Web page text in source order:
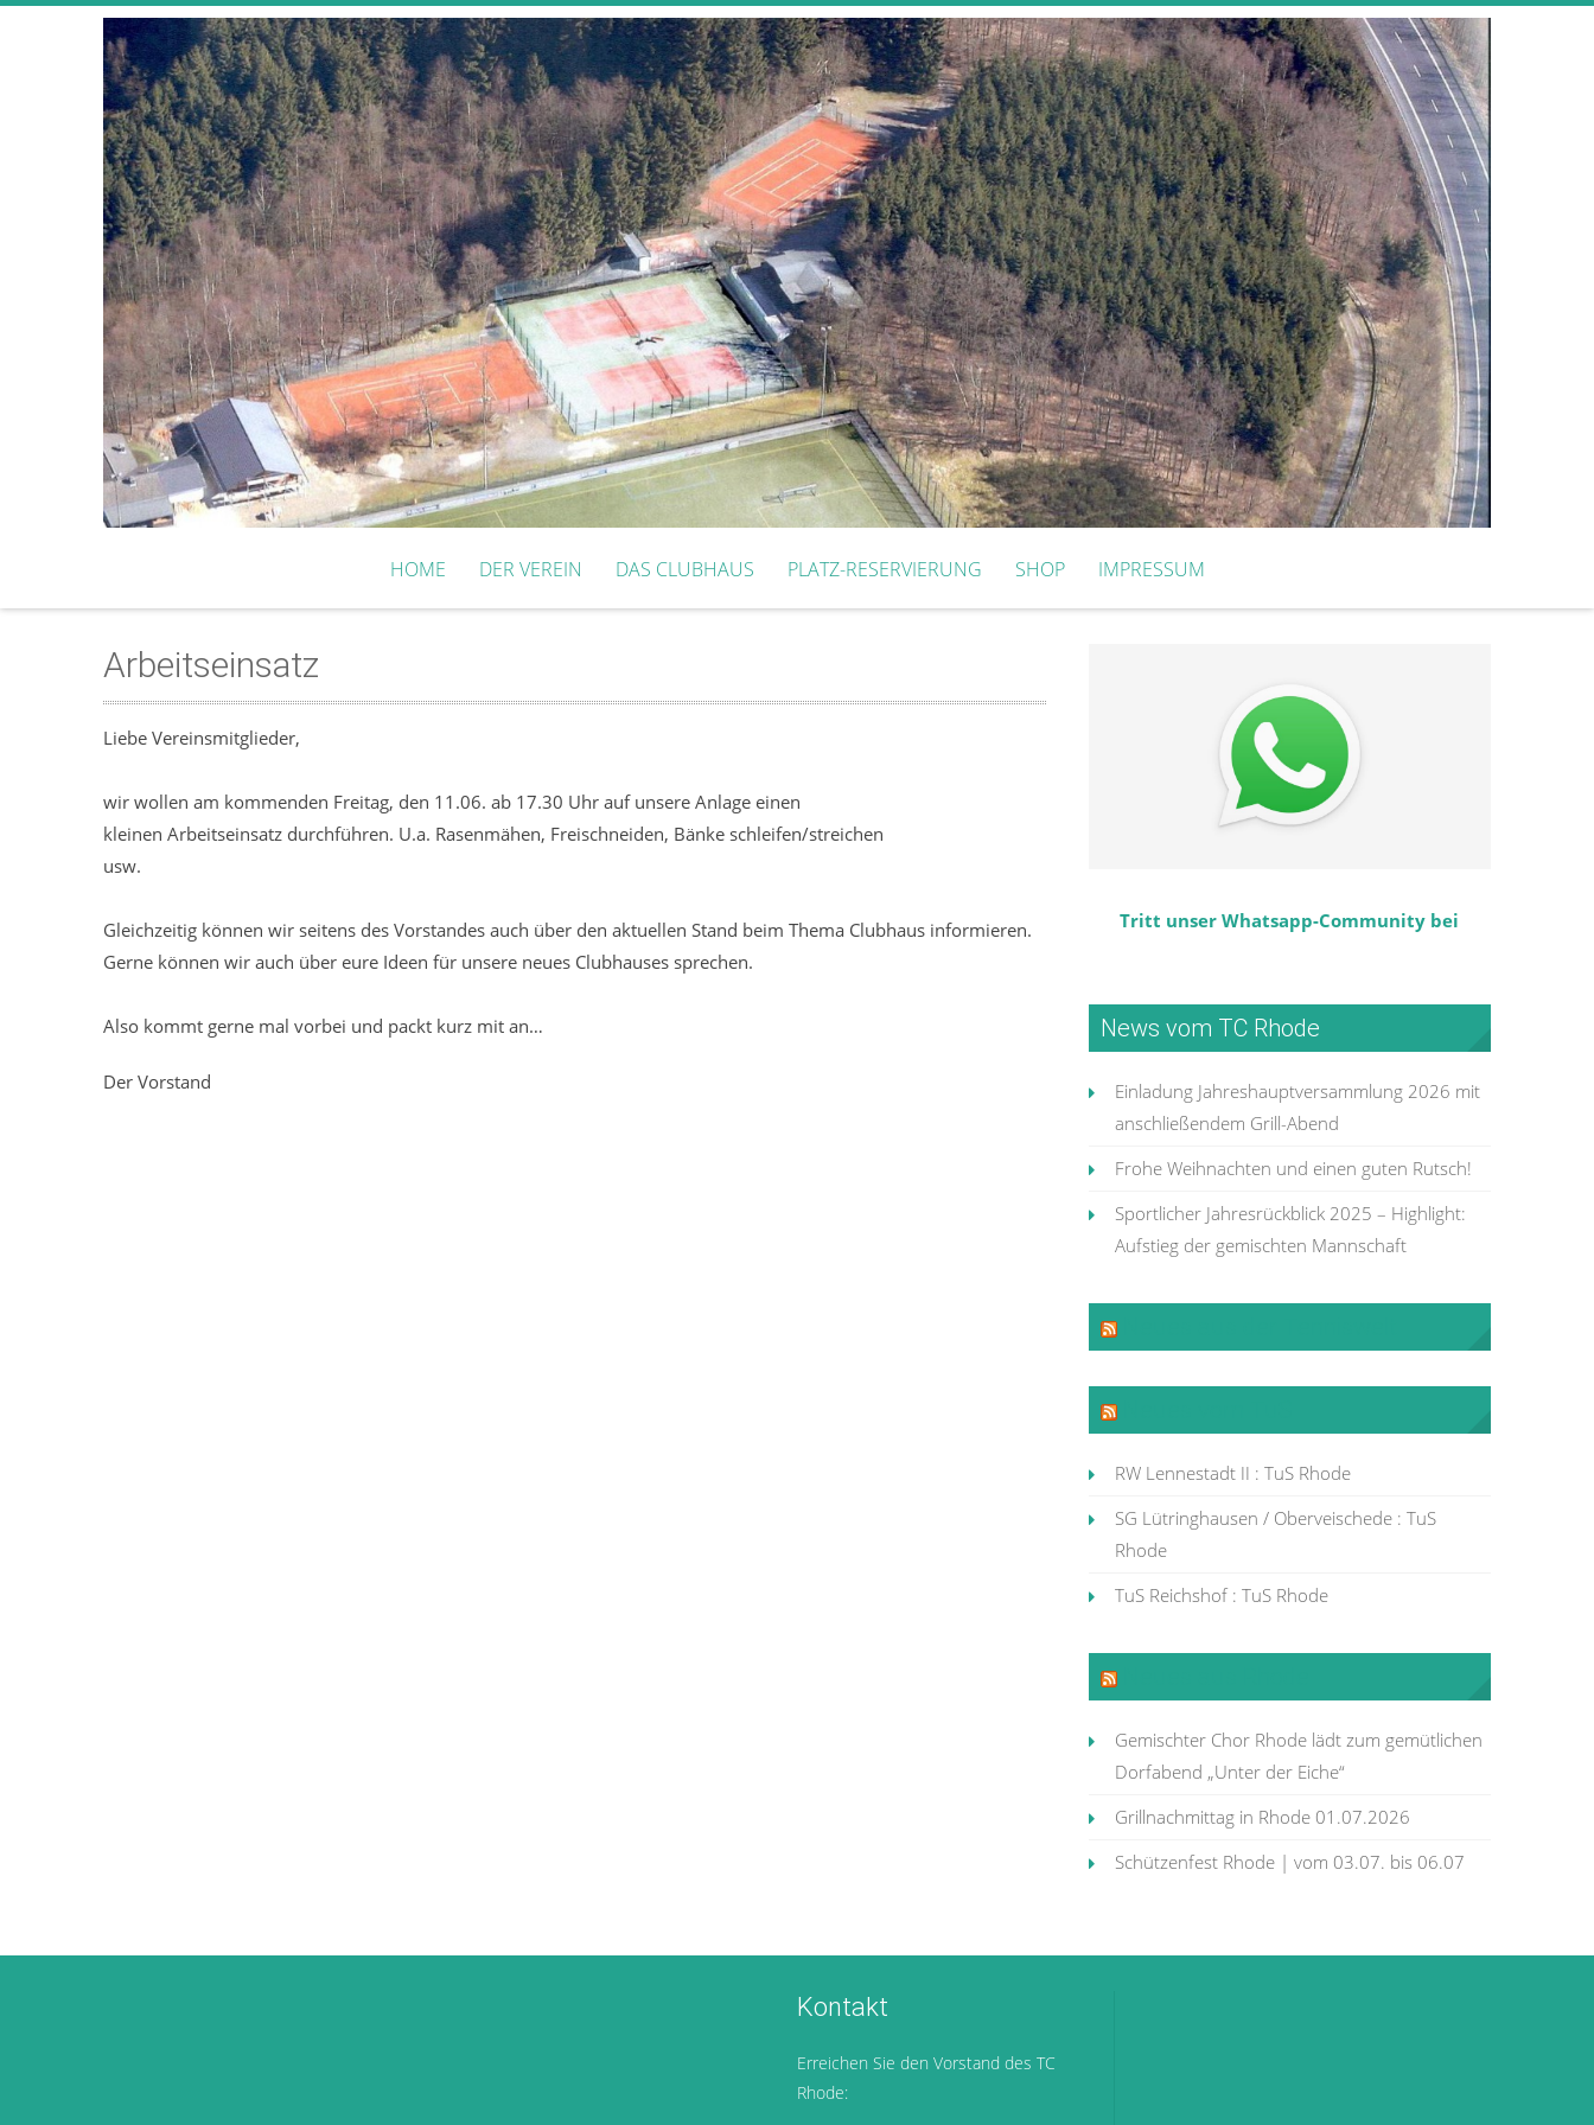
HOME DER VEREIN DAS CLUBHAUS PLATZ-RESERVIERUNG SHOP IMPRESSUM
Arbeitseinsatz
Liebe Vereinsmitglieder,
wir wollen am kommenden Freitag, den 11.06. ab 17.30 Uhr auf unsere Anlage einen
kleinen Arbeitseinsatz durchführen. U.a. Rasenmähen, Freischneiden, Bänke schleifen/streichen
usw.
Gleichzeitig können wir seitens des Vorstandes auch über den aktuellen Stand beim Thema Clubhaus informieren.
Gerne können wir auch über eure Ideen für unsere neues Clubhauses sprechen.
Also kommt gerne mal vorbei und packt kurz mit an…
Der Vorstand
Tritt unser Whatsapp-Community bei
News vom TC Rhode
Einladung Jahreshauptversammlung 2026 mit
anschließendem Grill-Abend
Frohe Weihnachten und einen guten Rutsch!
Sportlicher Jahresrückblick 2025 – Highlight:
Aufstieg der gemischten Mannschaft
RW Lennestadt II : TuS Rhode
SG Lütringhausen / Oberveischede : TuS
Rhode
TuS Reichshof : TuS Rhode
Gemischter Chor Rhode lädt zum gemütlichen
Dorfabend „Unter der Eiche“
Grillnachmittag in Rhode 01.07.2026
Schützenfest Rhode | vom 03.07. bis 06.07
Kontakt
Erreichen Sie den Vorstand des TC
Rhode: